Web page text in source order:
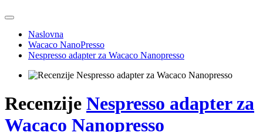
Naslovna
Wacaco NanoPresso
Nespresso adapter za Wacaco Nanopresso
Recenzije Nespresso adapter za
Wacaco Nanopresso